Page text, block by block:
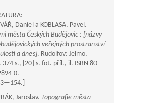
Daniel a KOBLASA, Pavel.
města Českých Budějovic : [názvy
veřejných prostranství
a dnes]. Rudolfov: Jelmo,
374 s., [20] s. fot. příl., il. ISBN 80-
0.
.]
Jaroslav. Topografie města